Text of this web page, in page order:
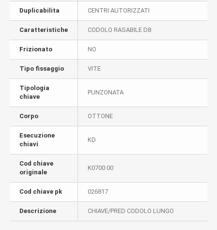
Duplicabilita CENTRI AUTORIZZATI
Caratteristiche CODOLO RASABILE D8
Frizionato NO
Tipo fissaggio VITE
Tipologia
chiave
PUNZONATA
Corpo OTTONE
Esecuzione
chiavi
KD
Cod chiave
originale
K0700 00
Cod chiave pk 026817
Descrizione CHIAVE/PRED CODOLO LUNGO